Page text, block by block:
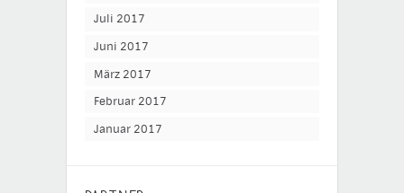
Juli 2017
Juni 2017
März 2017
Februar 2017
Januar 2017